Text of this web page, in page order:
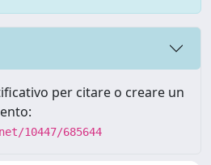
per citare o creare un
10447/685644